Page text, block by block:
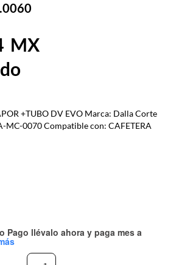
+TUBO DV EVO Marca: Dalla Corte
MC-0070 Compatible con: CAFETERA
Pago llévalo ahora y paga mes a